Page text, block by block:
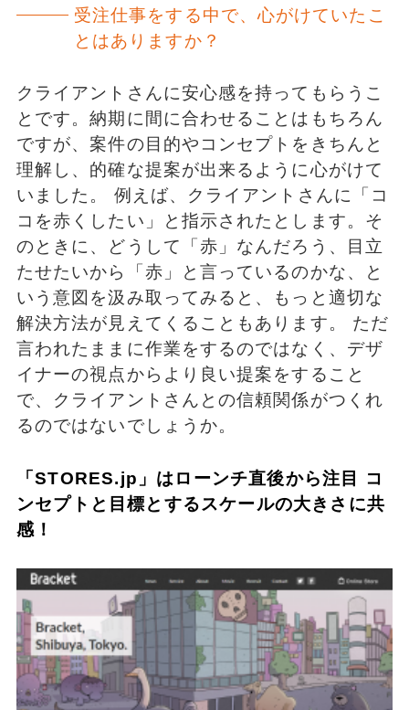
受注仕事をする中で、心がけていたこ
とはありますか？
クライアントさんに安心感を持ってもらうこ
とです。納期に間に合わせることはもちろん
ですが、案件の目的やコンセプトをきちんと
理解し、的確な提案が出来るように心がけて
いました。 例えば、クライアントさんに「コ
コを赤くしたい」と指示されたとします。そ
のときに、どうして「赤」なんだろう、目立
たせたいから「赤」と言っているのかな、と
いう意図を汲み取ってみると、もっと適切な
解決方法が見えてくることもあります。 ただ
言われたままに作業をするのではなく、デザ
イナーの視点からより良い提案をすること
で、クライアントさんとの信頼関係がつくれ
るのではないでしょうか。
「STORES.jp」はローンチ直後から注目 コ
ンセプトと目標とするスケールの大きさに共
感！